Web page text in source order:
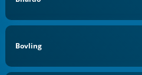
Bovling